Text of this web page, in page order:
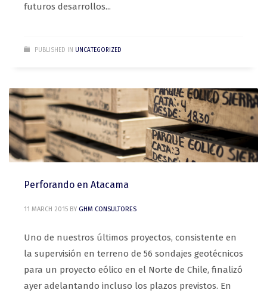
futuros desarrollos...
PUBLISHED IN UNCATEGORIZED
Perforando en Atacama
11 MARCH 2015 BY GHM CONSULTORES
Uno de nuestros últimos proyectos, consistente en
la supervisión en terreno de 56 sondajes geotécnicos
para un proyecto eólico en el Norte de Chile, finalizó
ayer adelantando incluso los plazos previstos. En